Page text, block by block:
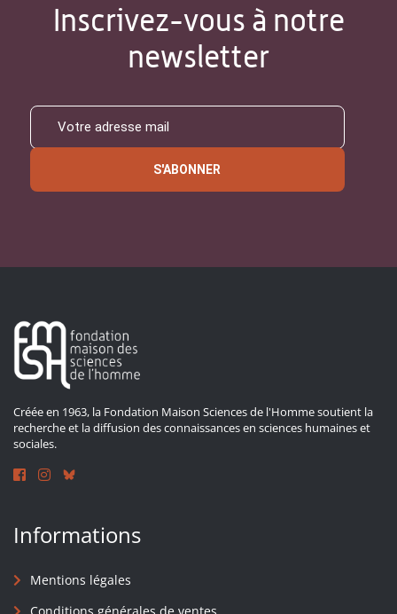
Inscrivez-vous à notre
newsletter
S'ABONNER
Créée en 1963, la Fondation Maison Sciences de l'Homme soutient la
recherche et la diffusion des connaissances en sciences humaines et
sociales.
Informations
Mentions légales
Conditions générales de ventes